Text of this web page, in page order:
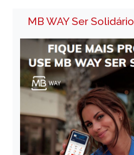
MB WAY Ser Solidário